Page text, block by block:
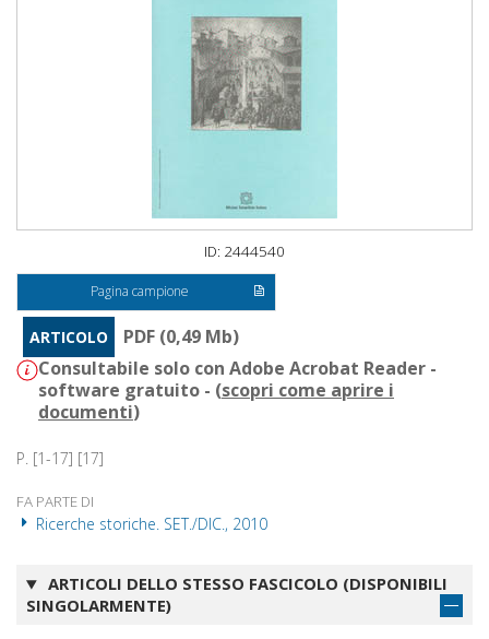
ID: 2444540
Pagina campione
ARTICOLO
PDF (0,49 Mb)
Consultabile solo con Adobe Acrobat Reader -
software gratuito - (scopri come aprire i
documenti)
P. [1-17] [17]
FA PARTE DI
Ricerche storiche. SET./DIC., 2010
ARTICOLI DELLO STESSO FASCICOLO (DISPONIBILI
SINGOLARMENTE)